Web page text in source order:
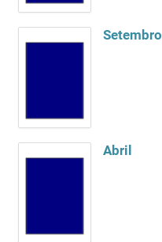
Setembro
Abril